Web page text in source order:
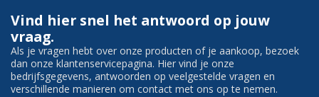
Vind hier snel het antwoord op jouw
vraag.
Als je vragen hebt over onze producten of je aankoop, bezoek
dan onze klantenservicepagina. Hier vind je onze
bedrijfsgegevens, antwoorden op veelgestelde vragen en
verschillende manieren om contact met ons op te nemen.